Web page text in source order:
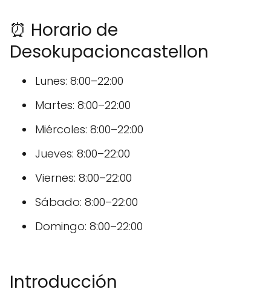
⏰ Horario de
Desokupacioncastellon
Lunes: 8:00–22:00
Martes: 8:00–22:00
Miércoles: 8:00–22:00
Jueves: 8:00–22:00
Viernes: 8:00–22:00
Sábado: 8:00–22:00
Domingo: 8:00–22:00
Introducción